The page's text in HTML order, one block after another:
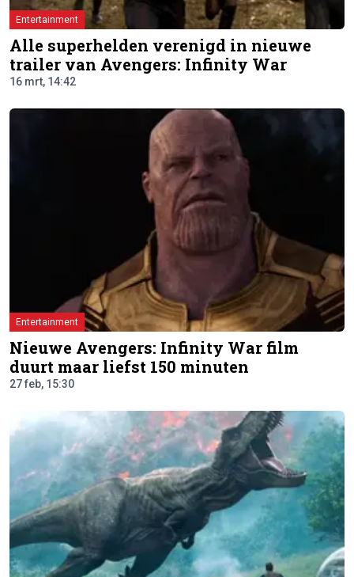
Entertainment
Alle superhelden verenigd in nieuwe
trailer van Avengers: Infinity War
16 mrt, 14:42
Entertainment
Nieuwe Avengers: Infinity War film
duurt maar liefst 150 minuten
27 feb, 15:30